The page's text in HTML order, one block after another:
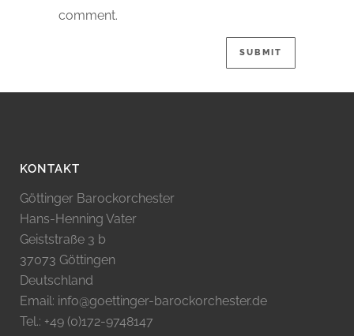
comment.
KONTAKT
Göttinger Barockorchester
Hans-Henning Vater
Geiststraße 3 b
37073 Göttingen
Deutschland
Email: info@goettinger-barockorchester.de
Tel.: +49 (0)172-9748147